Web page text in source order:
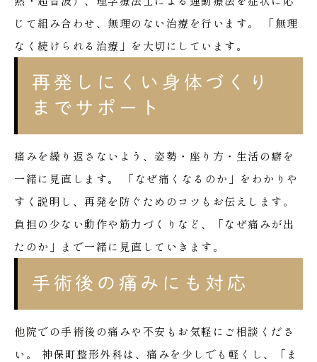
じて組み合わせ、無理のない治療を行います。
「無理
なく続けられる治療」を大切にしています。
再発しにくい身体づくり
までサポート
痛みを繰り返さないよう、姿勢・座り方・生活の癖を
一緒に見直します。
「なぜ痛くなるのか」をわかりや
すく説明し、再発を防ぐためのコツもお伝えします。
負担の少ない動作や筋力づくりなど、「なぜ痛みが出
たのか」まで一緒に見直していきます。
手術後の痛みにも対応
他院での手術後の痛みや不安もお気軽にご相談くださ
い。
神保町整形外科は、痛みを少しでも軽くし、「ま